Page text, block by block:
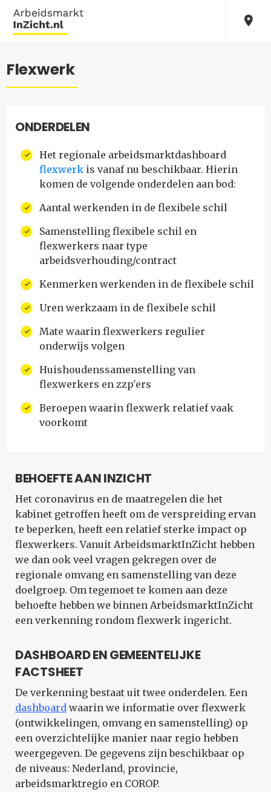
Flexwerk
ONDERDELEN
Het regionale arbeidsmarktdashboard
flexwerk is vanaf nu beschikbaar. Hierin
komen de volgende onderdelen aan bod:
Aantal werkenden in de flexibele schil
Samenstelling flexibele schil en
flexwerkers naar type
arbeidsverhouding/contract
Kenmerken werkenden in de flexibele schil
Uren werkzaam in de flexibele schil
Mate waarin flexwerkers regulier
onderwijs volgen
Huishoudenssamenstelling van
flexwerkers en zzp'ers
Beroepen waarin flexwerk relatief vaak
voorkomt
BEHOEFTE AAN INZICHT
Het coronavirus en de maatregelen die het
kabinet getroffen heeft om de verspreiding ervan
te beperken, heeft een relatief sterke impact op
flexwerkers. Vanuit ArbeidsmarktInZicht hebben
we dan ook veel vragen gekregen over de
regionale omvang en samenstelling van deze
doelgroep. Om tegemoet te komen aan deze
behoefte hebben we binnen ArbeidsmarktInZicht
een verkenning rondom flexwerk ingericht.
DASHBOARD EN GEMEENTELIJKE
FACTSHEET
De verkenning bestaat uit twee onderdelen. Een
dashboard waarin we informatie over flexwerk
(ontwikkelingen, omvang en samenstelling) op
een overzichtelijke manier naar regio hebben
weergegeven. De gegevens zijn beschikbaar op
de niveaus: Nederland, provincie,
arbeidsmarktregio en COROP.